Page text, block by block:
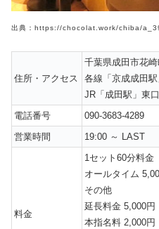
出典：https://chocolat.work/chiba/
住所・アクセス
千葉県成田市花
各線「京成成田
JR「成田駅」東
電話番号
090-3683-4289
営業時間
19:00 ～ LAST
料金
1セット60分料金
オールタイム
その他
延長料金 5,000円
本指名料 2,000円